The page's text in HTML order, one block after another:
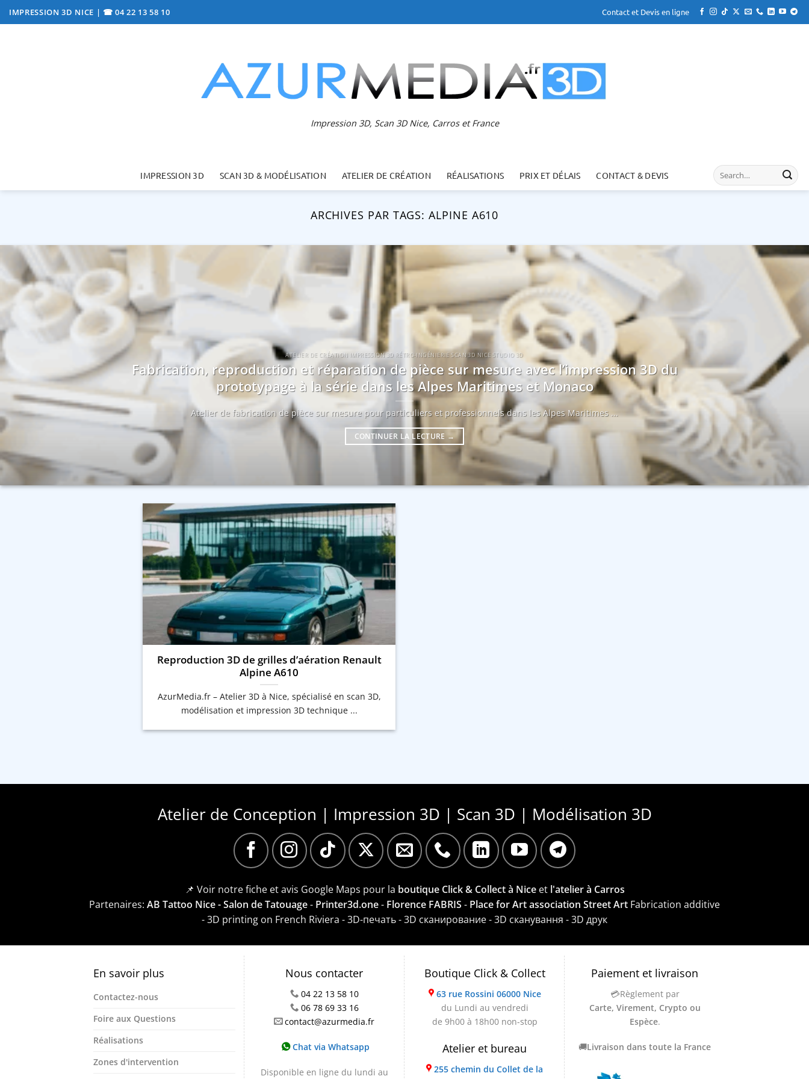
Passer
au
IMPRESSION 3D NICE | ☎ 04 22 13 58 10 Contact et Devis en ligne
Impression 3D, Scan 3D Nice, Carros et France
IMPRESSION 3D SCAN 3D & MODÉLISATION ATELIER DE CRÉATION RÉALISATIONS PRIX ET DÉLAIS CONTACT & DEVIS
ARCHIVES PAR TAGS:ALPINE A610
ATELIER DE CRÉATION IMPRESSION 3D RÉTRO-INGÉNIERIE SCAN 3D NICE STUDIO 3D
Fabrication, reproduction et réparation de pièce sur mesure avec l’impression 3D du
prototypage à la série dans les Alpes Maritimes et Monaco
Atelier de fabrication de pièce sur mesure pour particuliers et professionnels dans les Alpes Maritimes ...
CONTINUER LA LECTURE →
Reproduction 3D de grilles d’aération Renault
Alpine A610
AzurMedia.fr – Atelier 3D à Nice, spécialisé en scan 3D,
modélisation et impression 3D technique ...
Atelier de Conception | Impression 3D | Scan 3D | Modélisation 3D
📌 Voir notre fiche et avis Google Maps pour la boutique Click & Collect à Niceet l'atelier à Carros
Partenaires: AB Tattoo Nice - Salon de Tatouage- Printer3d.one- Florence FABRIS - Place for Art association Street Art Fabrication additive
- 3D printing on French Riviera - 3D-печать - 3D сканирование - 3D сканування - 3D друк
En savoir plus
Contactez-nous
Foire aux Questions
Réalisations
Zones d'intervention
Nous contacter
04 22 13 58 10
06 78 69 33 16
contact@azurmedia.fr
Chat via Whatsapp
Disponible en ligne du lundi au
Boutique Click & Collect
63 rue Rossini 06000 Nice
du Lundi au vendredi
de 9h00 à 18h00 non-stop
Atelier et bureau
255 chemin du Collet de la
Paiement et livraison
💳Règlement par
Carte, Virement, Crypto ou
Espèce.
🚚Livraison dans toute la France